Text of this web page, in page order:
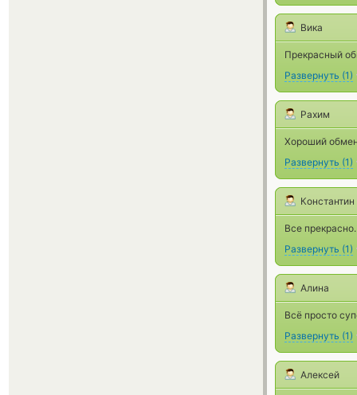
Вика
Прекрасный
Развернуть (1)
Рахим
Хороший
Развернуть (1)
Константин
Все
Развернуть (1)
Алина
Всё просто
Развернуть (1)
Алексей